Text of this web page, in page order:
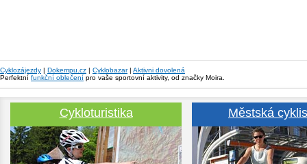
Cyklozájezdy | Dokempu.cz | Cyklobazar| Aktivni dovolená
Perfektní funkční oblečení pro vaše sportovní aktivity, od značky Moira.
Cykloturistika Městská